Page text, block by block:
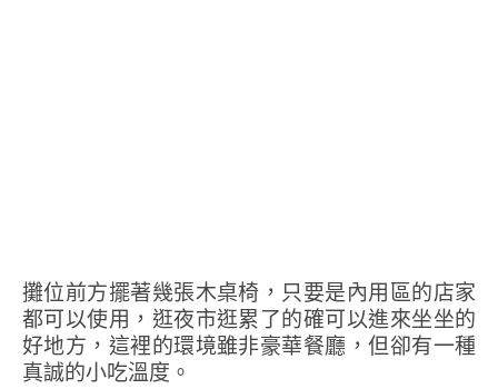
攤位前方擺著幾張木桌椅，只要是內用區的店家
都可以使用，逛夜市逛累了的確可以進來坐坐的
好地方，這裡的環境雖非豪華餐廳，但卻有一種
真誠的小吃溫度。